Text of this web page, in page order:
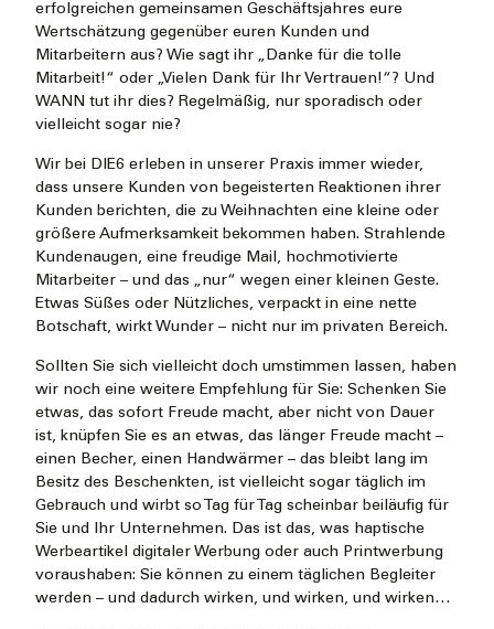
erfolgreichen gemeinsamen Geschäftsjahres eure
Wertschätzung gegenüber euren Kunden und
Mitarbeitern aus? Wie sagt ihr „Danke für die tolle
Mitarbeit!“ oder „Vielen Dank für Ihr Vertrauen!“? Und
WANN tut ihr dies? Regelmäßig, nur sporadisch oder
vielleicht sogar nie?
Wir bei DIE6 erleben in unserer Praxis immer wieder,
dass unsere Kunden von begeisterten Reaktionen ihrer
Kunden berichten, die zu Weihnachten eine kleine oder
größere Aufmerksamkeit bekommen haben. Strahlende
Kundenaugen, eine freudige Mail, hochmotivierte
Mitarbeiter – und das „nur“ wegen einer kleinen Geste.
Etwas Süßes oder Nützliches, verpackt in eine nette
Botschaft, wirkt Wunder – nicht nur im privaten Bereich.
Sollten Sie sich vielleicht doch umstimmen lassen, haben
wir noch eine weitere Empfehlung für Sie: Schenken Sie
etwas, das sofort Freude macht, aber nicht von Dauer
ist, knüpfen Sie es an etwas, das länger Freude macht –
einen Becher, einen Handwärmer – das bleibt lang im
Besitz des Beschenkten, ist vielleicht sogar täglich im
Gebrauch und wirbt so Tag für Tag scheinbar beiläufig für
Sie und Ihr Unternehmen. Das ist das, was haptische
Werbeartikel digitaler Werbung oder auch Printwerbung
voraushaben: Sie können zu einem täglichen Begleiter
werden – und dadurch wirken, und wirken, und wirken…